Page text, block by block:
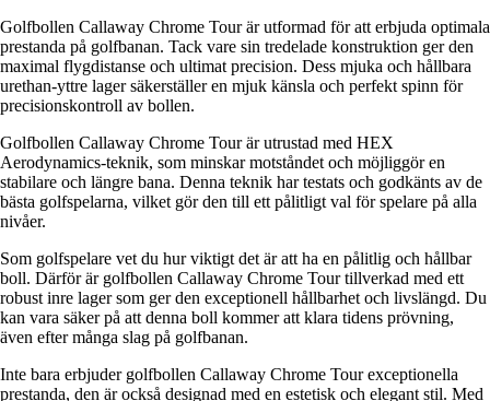
Golfbollen Callaway Chrome Tour är utformad för att erbjuda optimala
prestanda på golfbanan. Tack vare sin tredelade konstruktion ger den
maximal flygdistanse och ultimat precision. Dess mjuka och hållbara
urethan-yttre lager säkerställer en mjuk känsla och perfekt spinn för
precisionskontroll av bollen.
Golfbollen Callaway Chrome Tour är utrustad med HEX
Aerodynamics-teknik, som minskar motståndet och möjliggör en
stabilare och längre bana. Denna teknik har testats och godkänts av de
bästa golfspelarna, vilket gör den till ett pålitligt val för spelare på alla
nivåer.
Som golfspelare vet du hur viktigt det är att ha en pålitlig och hållbar
boll. Därför är golfbollen Callaway Chrome Tour tillverkad med ett
robust inre lager som ger den exceptionell hållbarhet och livslängd. Du
kan vara säker på att denna boll kommer att klara tidens prövning,
även efter många slag på golfbanan.
Inte bara erbjuder golfbollen Callaway Chrome Tour exceptionella
prestanda, den är också designad med en estetisk och elegant stil. Med